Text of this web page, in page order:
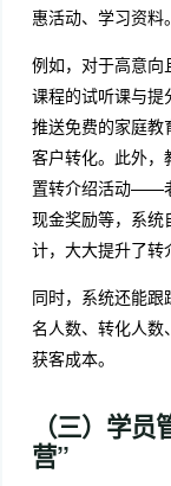
惠活动、学习资料。
例如，对于高意向
课程的试听课与提
推送免费的家庭教
客户转化。此外，
置转介绍活动——
现金奖励等，系统
计，大大提升了转
同时，系统还能
名人数、转化人
获客成本。
（三）学
营”